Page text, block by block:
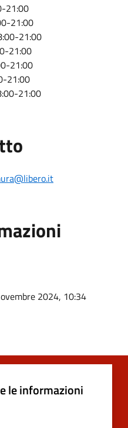
21:00
21:00
21:00
21:00
21:00
21:00
21:00
2024, 10:34
le informazioni